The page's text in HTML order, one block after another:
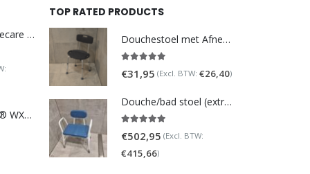
DoucheWC Homecare – Pure 500R
TOTO NEOREST® WX1 - incl. remote control
TOP RATED PRODUCTS
Douchestoel met Afneembare Rugleuning ? Verstelbaar Douchekrukje ? Grijs
€31,95 (Excl. BTW: €26,40)
Douche/bad stoel (extra breed)
€502,95 (Excl. BTW:
€415,66)